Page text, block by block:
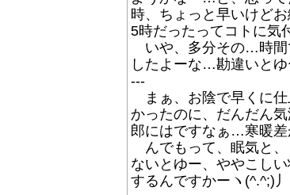
時、ちょっと早いけど
5時だったってコトに気
いや、多分その…時間
したよーな…勘違いと
---
まぁ、お陰で早くに仕
かったのに、だんだん
郎にはですなぁ…寒暖差
んでもって、眠気と
ないとゆー、ややこし
するんですかーヽ(^.^;)丿